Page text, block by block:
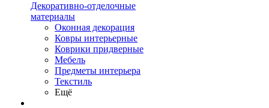
Декоративно-отделочные
материалы
Оконная декорация
Ковры интерьерные
Коврики придверные
Мебель
Предметы интерьера
Текстиль
Ещё